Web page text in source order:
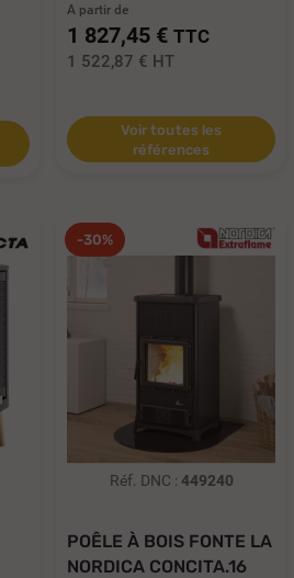
A partir de
1 827,45 € TTC
1 522,87 € HT
Voir toutes les
références
-30%
Réf. DNC : 449240
POÊLE À BOIS FONTE LA
NORDICA CONCITA.16